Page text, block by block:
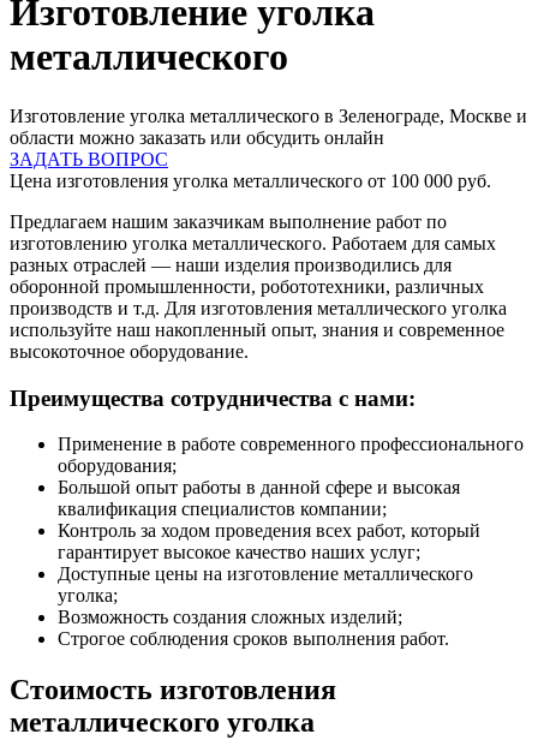
Изготовление уголка
металлического
Изготовление уголка металлического в Зеленограде, Москве и
области можно заказать или обсудить онлайн
ЗАДАТЬ ВОПРОС
Цена изготовления уголка металлического от 100 000 руб.
Предлагаем нашим заказчикам выполнение работ по
изготовлению уголка металлического. Работаем для самых
разных отраслей — наши изделия производились для
оборонной промышленности, робототехники, различных
производств и т.д. Для изготовления металлического уголка
используйте наш накопленный опыт, знания и современное
высокоточное оборудование.
Преимущества сотрудничества с нами:
Применение в работе современного профессионального
оборудования;
Большой опыт работы в данной сфере и высокая
квалификация специалистов компании;
Контроль за ходом проведения всех работ, который
гарантирует высокое качество наших услуг;
Доступные цены на изготовление металлического
уголка;
Возможность создания сложных изделий;
Строгое соблюдения сроков выполнения работ.
Стоимость изготовления
металлического уголка